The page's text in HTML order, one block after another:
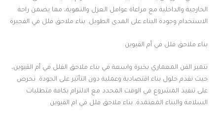
الخارجية والداخلية مع مراعاة عوامل العزل والتهوية، مما يضمن راحة
الاستخدام وجودة البناء على المدى الطويل. بناء ملاحق فلل في الفجيرة
بناء ملاحق فلل في أم القيوين
تتميز الفن المعماري بخبرة واسعة في بناء ملاحق الفلل في أم القيوين،
حيث نقدم حلول بناء اقتصادية وعملية دون التأثير على الجودة. نحرص
على تنفيذ المشروع في الوقت المحدد مع الالتزام بكافة متطلبات
السلامة والبناء المعتمدة. بناء ملاحق فلل في ام القيوين